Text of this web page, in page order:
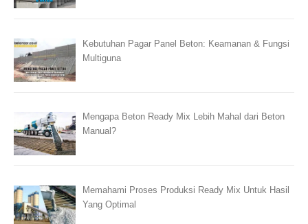
Kebutuhan Pagar Panel Beton: Keamanan & Fungsi
Multiguna
Mengapa Beton Ready Mix Lebih Mahal dari Beton
Manual?
Memahami Proses Produksi Ready Mix Untuk Hasil
Yang Optimal